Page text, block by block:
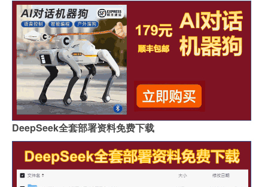
DeepSeek全套部署资料免费下载